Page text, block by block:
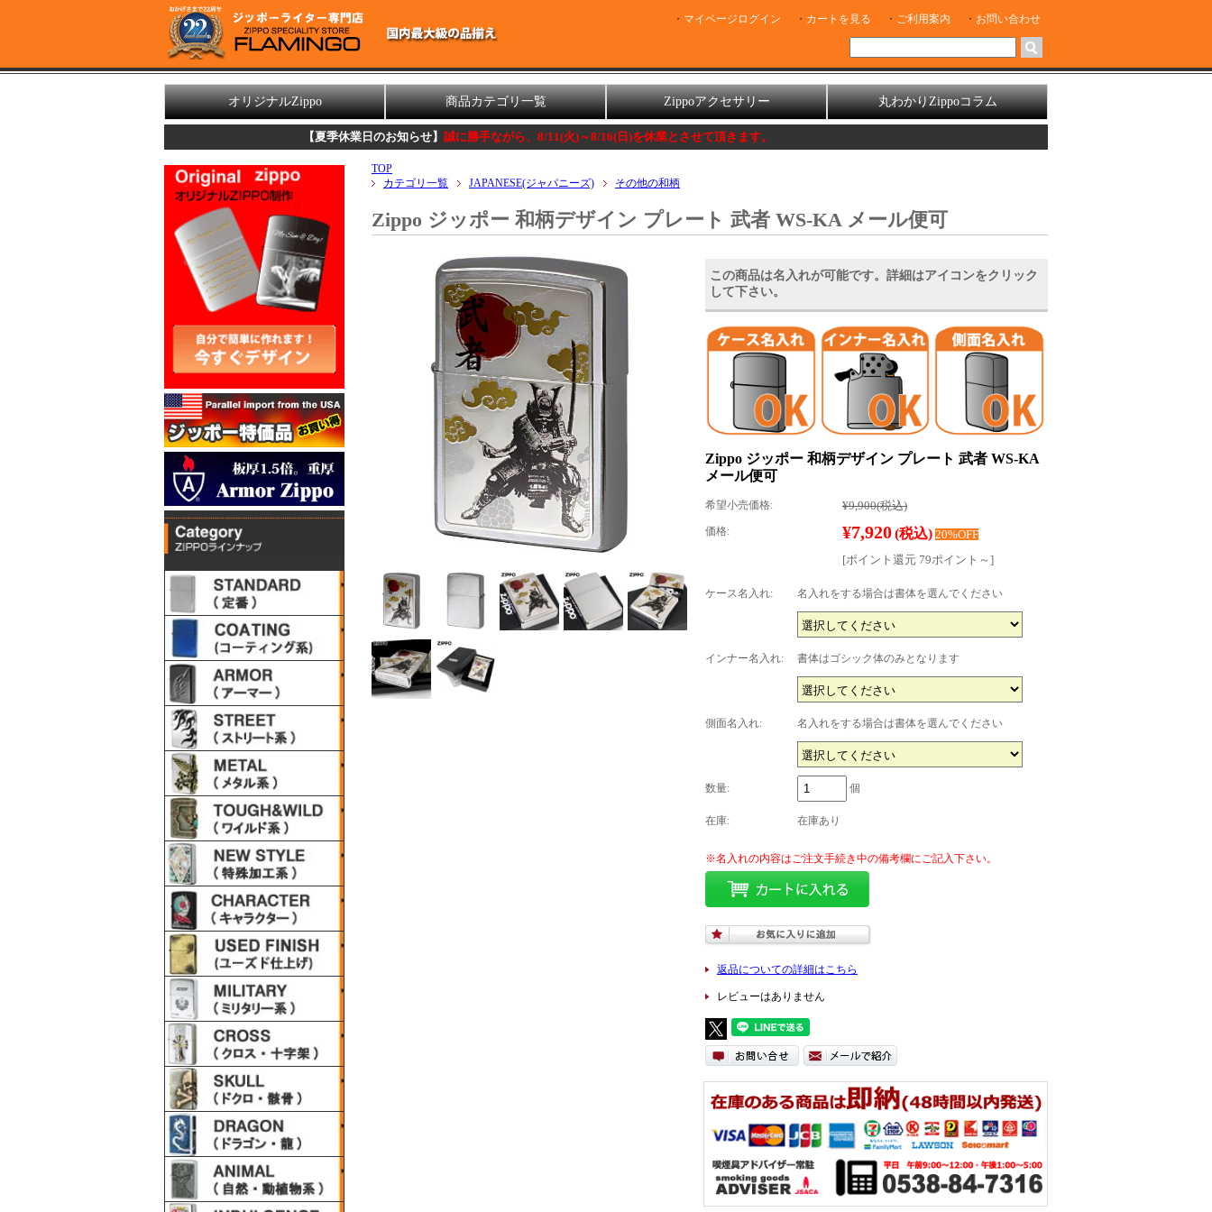
マイページログイン カートを見る ご利用案内 お問い合わせ
オリジナルZippo 商品カテゴリ一覧 Zippoアクセサリー 丸わかりZippoコラム
【夏季休業日のお知らせ】誠に勝手ながら、8/11(火)～8/16(日)を休業とさせて頂きます。
TOP
カテゴリ一覧
JAPANESE(ジャパニーズ) その他の和柄
Zippo ジッポー 和柄デザイン プレート 武者 WS-KA メール便可
この商品は名入れが可能です。詳細はアイコンをクリック
して下さい。
Zippo ジッポー 和柄デザイン プレート 武者 WS-KA
メール便可
希望小売価格: ¥9,900(税込)
価格: ¥7,920(税込) 20%OFF
[ポイント還元 79ポイント～]
ケース名入れ: 名入れをする場合は書体を選んでください
インナー名入れ: 書体はゴシック体のみとなります
側面名入れ: 名入れをする場合は書体を選んでください
数量: 個
在庫: 在庫あり
返品についての詳細はこちら
レビューはありません